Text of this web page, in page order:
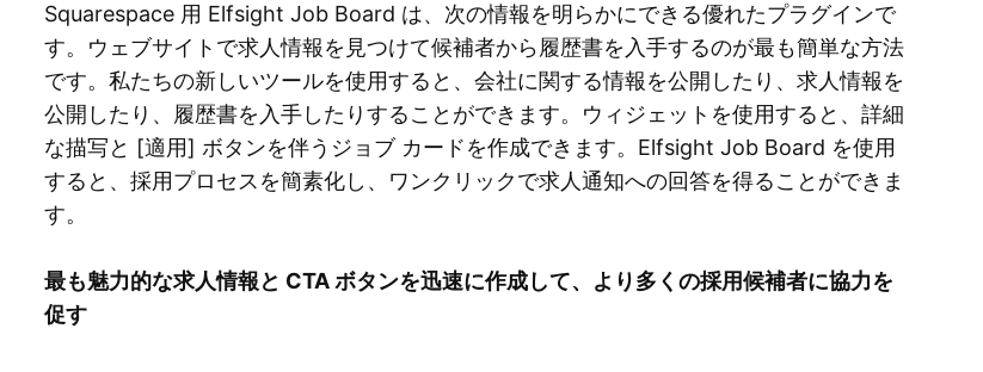
Squarespace 用 Elfsight Job Board は、次の情報を明らかにできる優れたプラグインで
す。ウェブサイトで求人情報を見つけて候補者から履歴書を入手するのが最も簡単な方法
です。私たちの新しいツールを使用すると、会社に関する情報を公開したり、求人情報を
公開したり、履歴書を入手したりすることができます。ウィジェットを使用すると、詳細
な描写と [適用] ボタンを伴うジョブ カードを作成できます。Elfsight Job Board を使用
すると、採用プロセスを簡素化し、ワンクリックで求人通知への回答を得ることができま
す。
最も魅力的な求人情報と CTA ボタンを迅速に作成して、より多くの採用候補者に協力を
促す